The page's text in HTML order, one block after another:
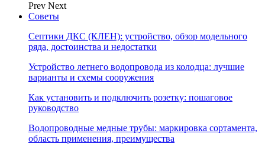
Prev Next
Советы
Септики ДКС (КЛЕН): устройство, обзор модельного
ряда, достоинства и недостатки
Устройство летнего водопровода из колодца: лучшие
варианты и схемы сооружения
Как установить и подключить розетку: пошаговое
руководство
Водопроводные медные трубы: маркировка сортамента,
область применения, преимущества